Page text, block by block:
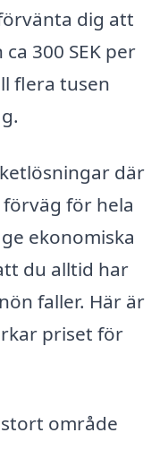
dig att
300 SEK per
flera tusen
där
för hela
ekonomiska
du alltid har
faller. Här är
priset för
område